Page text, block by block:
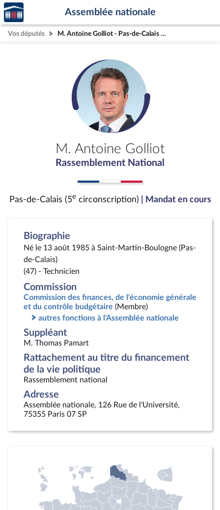
Aller au contenu
Aller en bas de la page
Accèder
à la
page
d'accueil
Assemblée nationale
Vos députés M. Antoine Golliot - Pas-de-Calais (5e circonscription)
M. Antoine Golliot
Rassemblement National
Pas-de-Calais (5ecirconscription) | Mandat en cours
Biographie
Né le 13 août 1985 à Saint-Martin-Boulogne (Pas-
de-Calais)
(47) - Technicien
Commission
Commission des finances, de l'économie générale
et du contrôle budgétaire (Membre)
autres fonctions à l'Assemblée nationale
Suppléant
M. Thomas Pamart
Rattachement au titre du financement
de la vie politique
Rassemblement national
Adresse
Assemblée nationale, 126 Rue de l'Université,
75355 Paris 07 SP